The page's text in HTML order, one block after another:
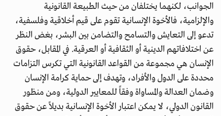
الجوانب، لكنهما يختلفان من حيث الطبيعة القانونية
والإلزامية، فالأخوة الإنسانية تقوم على قيم أخلاقية وفلسفية،
تدعو إلى التعايش والتسامح والتضامن بين البشر، بغض النظر
عن اختلافاتهم الدينية أو الثقافية أو العرقية. في المقابل، حقوق
الإنسان هي مجموعة من القواعد القانونية التي تكرس التزامات
محددة على الدول والأفراد، وتهدف إلى حماية كرامة الإنسان
وضمان العدالة والمساواة وفقاً للمعايير الدولية، ومن منظور
القانون الدولي، لا يمكن اعتبار الأخوة الإنسانية بديلاً عن حقوق